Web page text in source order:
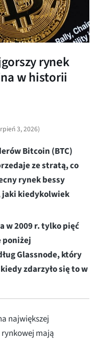
rynek
w historii
3, 2026)
Bitcoin (BTC)
ze stratą, co
rynek bessy
kiedykolwiek
w 2009 r. tylko pięć
poniżej
Glassnode, który
zdarzyło się to w
największej
mają